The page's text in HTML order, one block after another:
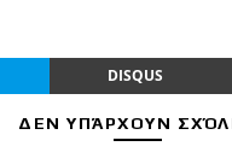
DISQUS
ΔΕΝ ΥΠΆΡΧΟΥΝ